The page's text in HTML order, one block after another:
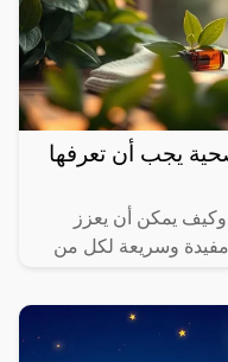
5 فوائد صحية يجب أن تعرفها
يمكن أن يعزز
وسريعة لكل من